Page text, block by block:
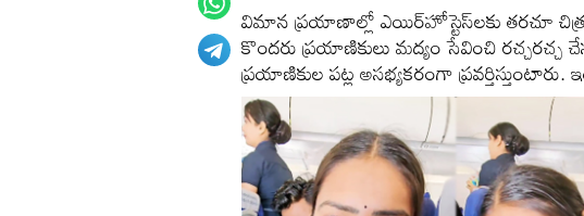
విమాన ప్రయాణాల్లో ఎయిర్‌హోస్టెస్‌లకు తరచూ
కొందరు ప్రయాణికులు మద్యం సేవించి రచ్చరచ్చ
ప్రయాణికుల పట్ల అసభ్యకరంగా ప్రవర్తిస్తుంటారు.